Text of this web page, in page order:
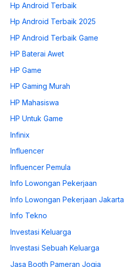
Hp Android Terbaik
Hp Android Terbaik 2025
HP Android Terbaik Game
HP Baterai Awet
HP Game
HP Gaming Murah
HP Mahasiswa
HP Untuk Game
Infinix
Influencer
Influencer Pemula
Info Lowongan Pekerjaan
Info Lowongan Pekerjaan Jakarta
Info Tekno
Investasi Keluarga
Investasi Sebuah Keluarga
Jasa Booth Pameran Jogja